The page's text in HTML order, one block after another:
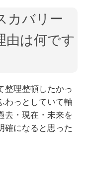
カバリー
由は何です
整理整頓したかっ
わっとしていて軸
去・現在・未来を
確になると思った